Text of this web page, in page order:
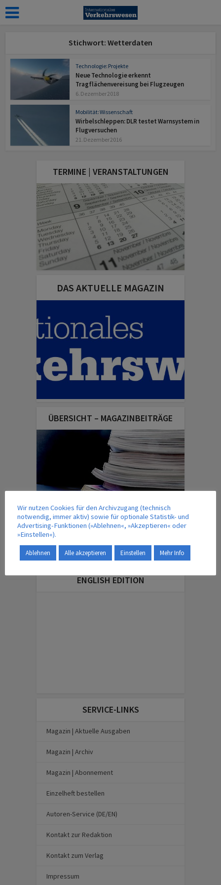
Stichwort: Wetterdaten
Technologie: Projekte
Neue Technologie erkennt
Tragflächenvereisung bei Flugzeugen
6. Dezember 2018
Mobilität: Wissenschaft
Wirbelschleppen: DLR testet Warnsystem in
Flugversuchen
21. Dezember 2016
TERMINE | VERANSTALTUNGEN
DAS AKTUELLE MAGAZIN
ÜBERSICHT – MAGAZINBEITRÄGE
IM VERLAG ERSCHEINT AUCH …
ENGLISH EDITION
SERVICE-LINKS
Magazin | Aktuelle Ausgaben
Magazin | Archiv
Magazin | Abonnement
Einzelheft bestellen
Autoren-Service (DE/EN)
Kontakt zur Redaktion
Kontakt zum Verlag
Impressum
Wir nutzen Cookies für den Archivzugang (technisch
notwendig, immer aktiv) sowie für optionale Statistik- und
Advertising-Funktionen (»Ablehnen«, »Akzeptieren« oder
»Einstellen«).
Ablehnen Alle akzeptieren Einstellen Mehr Info